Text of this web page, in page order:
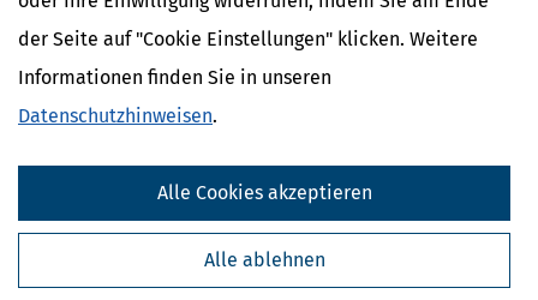
der Seite auf "Cookie Einstellungen" klicken. Weitere
Informationen finden Sie in unseren
Datenschutzhinweisen.
Alle ablehnen
Alle Cookies akzeptieren